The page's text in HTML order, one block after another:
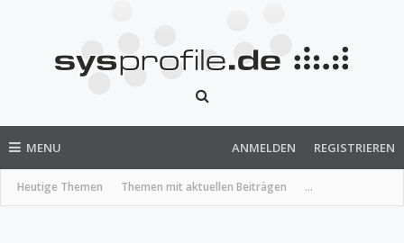
MENU
Heutige Themen Themen mit aktuellen Beiträgen ...
ANMELDEN REGISTRIEREN